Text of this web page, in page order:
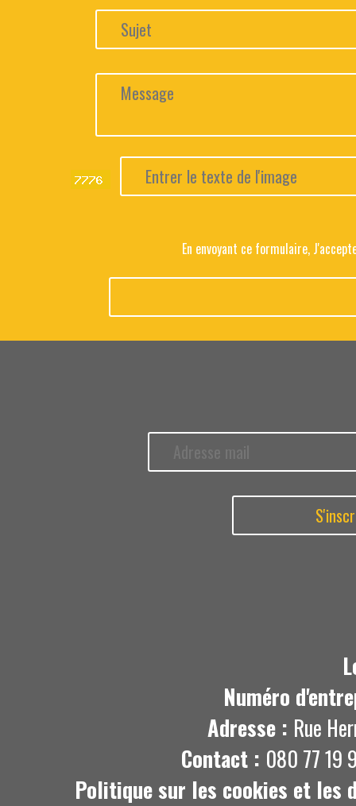
En envoyant ce formulaire,
Numéro
Adresse : Rue
Contact : 080 77 19
Politique sur les cookies et les